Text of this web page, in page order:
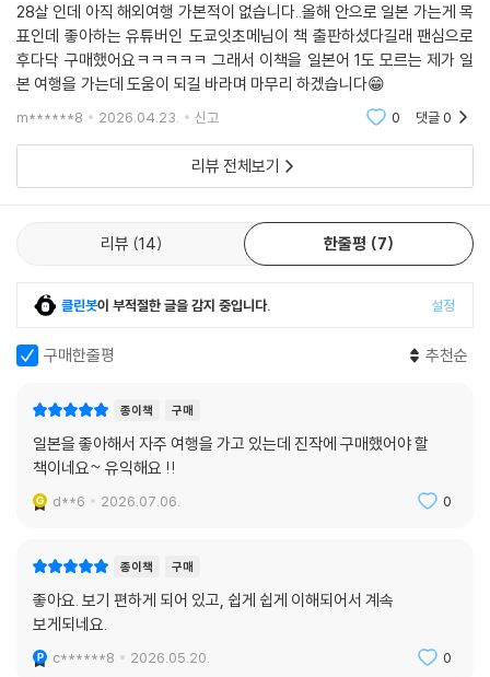
28살 인데 아직 해외여행 가본적이 없습니다..올해 안으로 일본 가는게 목
표인데 좋아하는 유튜버인 도쿄잇초메님이 책 출판하셨다길래 팬심으로
후다닥 구매했어요ㅋㅋㅋㅋㅋ 그래서 이책을 일본어 1도 모르는 제가 일
본 여행을 가는데 도움이 되길 바라며 마무리 하겠습니다😁
m******8 2026.04.23. 신고 0 댓글0
리뷰 전체보기
리뷰 14 한줄평 7
클린봇이 부적절한 글을 감지 중입니다. 설정
구매한줄평 추천순
종이책 구매
일본을 좋아해서 자주 여행을 가고 있는데 진작에 구매했어야 할
책이네요~ 유익해요 !!
d**6 2026.07.06. 0
종이책 구매
좋아요. 보기 편하게 되어 있고, 쉽게 쉽게 이해되어서 계속
보게되네요.
c******8 2026.05.20. 0